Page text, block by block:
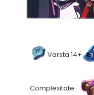
Colecția personală
Ușor de invățat
Ușor de transportat
Cele mai vândute
Sub 30 de minute
Varsta 14+
Complexitate